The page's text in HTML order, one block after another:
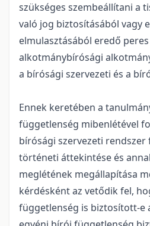
szükséges szembeállítani a
való jog biztosításából vagy
elmulasztásából eredő
alkotmánybírósági
a bírósági szervezeti és a
Ennek keretében a
függetlenség mibenlétével
bírósági szervezeti
történeti áttekintése és
meglétének megállapítása
kérdésként az vetődik fel,
függetlenség is biztosított-e